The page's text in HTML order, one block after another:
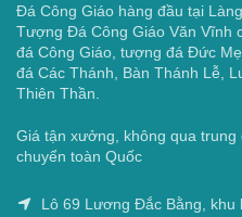
Đá Công Giáo hàng đầu tại
Tượng Đá Công Giáo Văn Vĩnh
đá Công Giáo, tượng đá Đức
đá Các Thánh, Bàn Thánh Lễ,
Thiên Thần.
Giá tận xưởng, không qua
chuyển toàn Quốc
Lô 69 Lương Đắc Bằng, khu